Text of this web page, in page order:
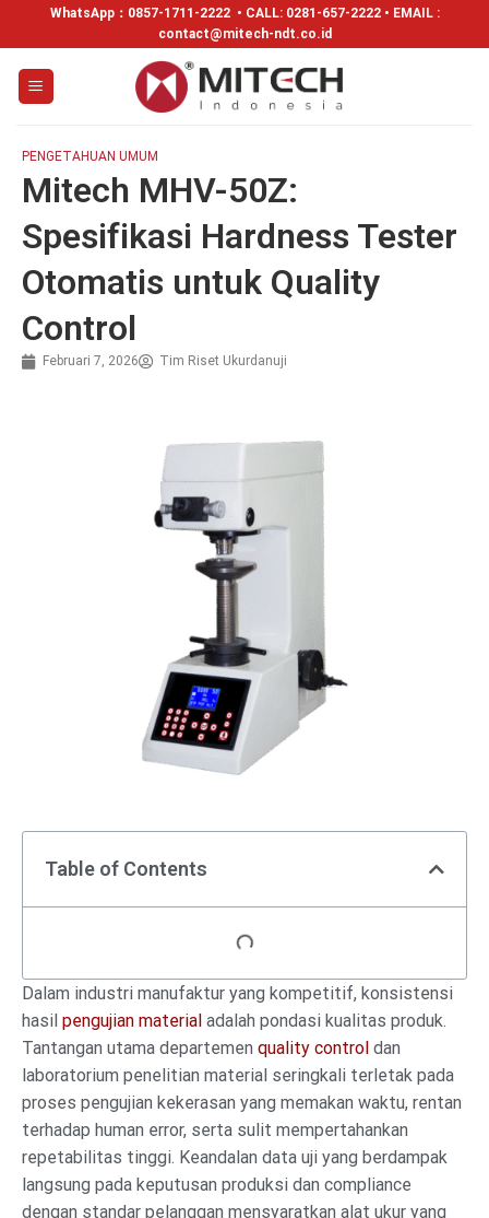
WhatsApp： 0857-1711-2222 • CALL: 0281-657-2222 • EMAIL :
contact@mitech-ndt.co.id
PENGETAHUAN UMUM
Mitech MHV-50Z:
Spesifikasi Hardness Tester
Otomatis untuk Quality
Control
Februari 7, 2026 Tim Riset Ukurdanuji
Table of Contents
Dalam industri manufaktur yang kompetitif, konsistensi
hasil pengujian material adalah pondasi kualitas produk.
Tantangan utama departemen quality control dan
laboratorium penelitian material seringkali terletak pada
proses pengujian kekerasan yang memakan waktu, rentan
terhadap human error, serta sulit mempertahankan
repetabilitas tinggi. Keandalan data uji yang berdampak
langsung pada keputusan produksi dan compliance
dengan standar pelanggan mensyaratkan alat ukur yang